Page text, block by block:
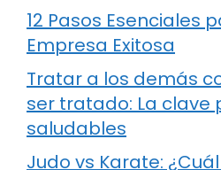
12 Pasos Esenciales
Empresa Exitosa
Tratar a los demás
ser tratado: La clave
saludables
Judo vs Karate: